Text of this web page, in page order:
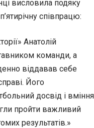
висловила подяку
співпрацю:
Анатолій
команди, а
віддавав себе
Його
досвід і вміння
пройти важливий
результатів.»